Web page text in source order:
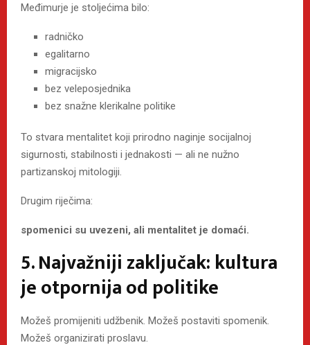
Međimurje je stoljećima bilo:
radničko
egalitarno
migracijsko
bez veleposjednika
bez snažne klerikalne politike
To stvara mentalitet koji prirodno naginje socijalnoj
sigurnosti, stabilnosti i jednakosti — ali ne nužno
partizanskoj mitologiji.
Drugim riječima:
spomenici su uvezeni, ali mentalitet je domaći.
5. Najvažniji zaključak: kultura
je otpornija od politike
Možeš promijeniti udžbenik. Možeš postaviti spomenik.
Možeš organizirati proslavu.